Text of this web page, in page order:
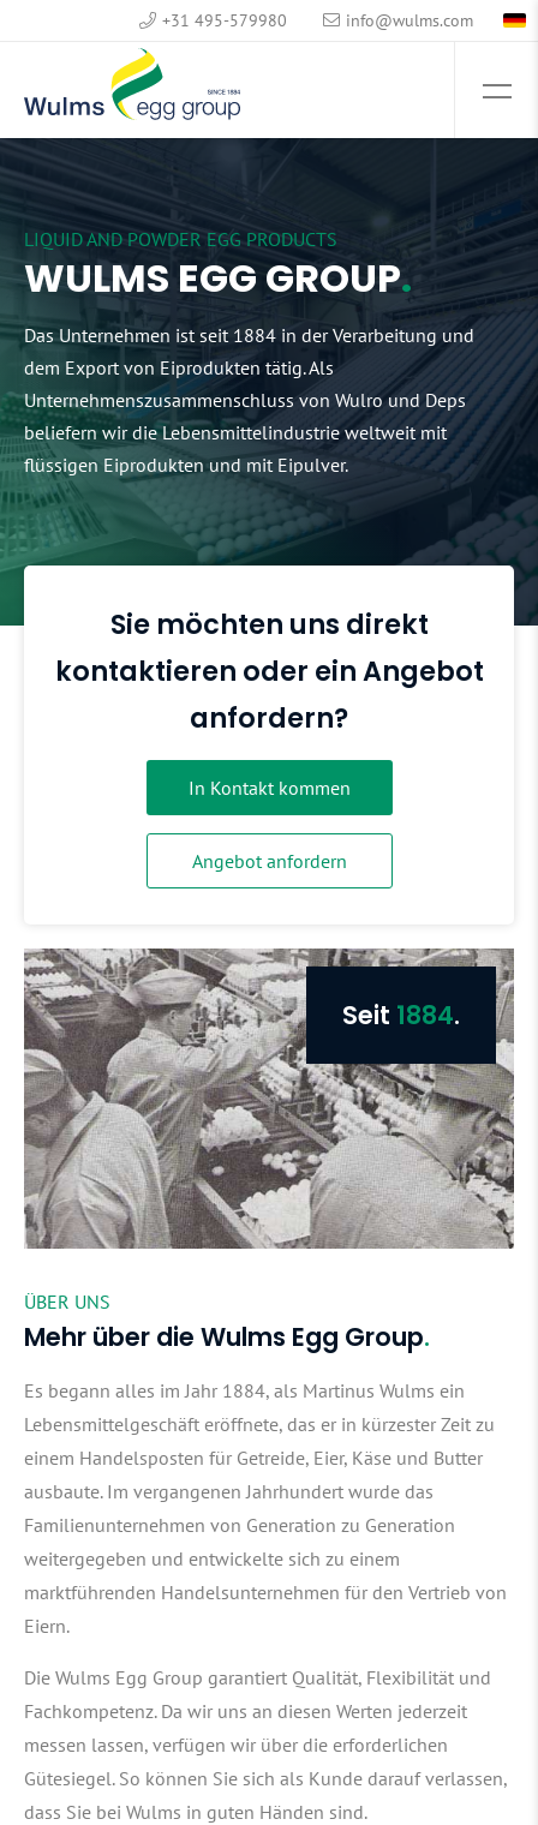
+31 495-579980 info@wulms.com
LIQUID AND POWDER EGG PRODUCTS
WULMS EGG GROUP
Das Unternehmen ist seit 1884 in der Verarbeitung und
dem Export von Eiprodukten tätig. Als
Unternehmenszusammenschluss von Wulro und Deps
beliefern wir die Lebensmittelindustrie weltweit mit
flüssigen Eiprodukten und mit Eipulver.
Sie möchten uns direkt
kontaktieren oder ein Angebot
anfordern?
In Kontakt kommen
Angebot anfordern
ÜBER UNS
Mehr über die Wulms Egg Group
Es begann alles im Jahr 1884, als Martinus Wulms ein
Lebensmittelgeschäft eröffnete, das er in kürzester Zeit zu
einem Handelsposten für Getreide, Eier, Käse und Butter
ausbaute. Im vergangenen Jahrhundert wurde das
Familienunternehmen von Generation zu Generation
weitergegeben und entwickelte sich zu einem
marktführenden Handelsunternehmen für den Vertrieb von
Eiern.
Die Wulms Egg Group garantiert Qualität, Flexibilität und
Fachkompetenz. Da wir uns an diesen Werten jederzeit
messen lassen, verfügen wir über die erforderlichen
Gütesiegel. So können Sie sich als Kunde darauf verlassen,
dass Sie bei Wulms in guten Händen sind.
Seit 1884.